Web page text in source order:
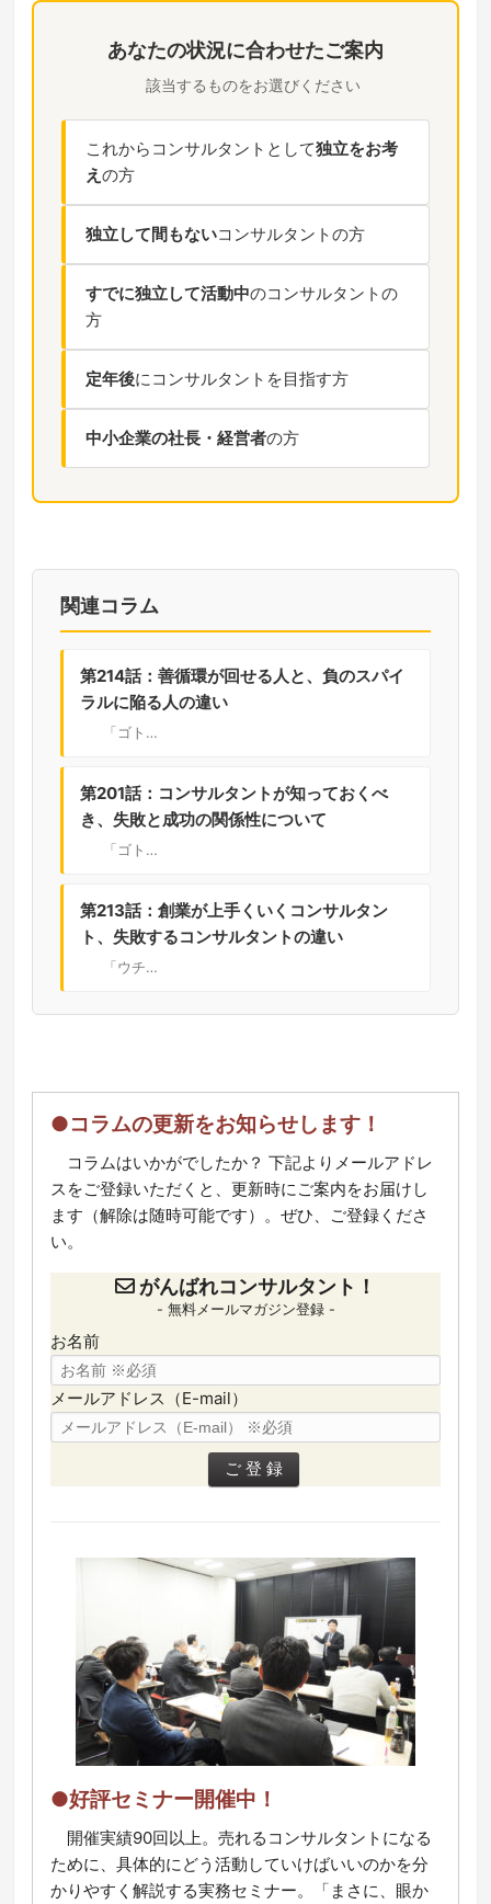
あなたの状況に合わせたご案内
該当するものをお選びください
これからコンサルタントとして独立をお考
えの方
独立して間もないコンサルタントの方
すでに独立して活動中のコンサルタントの
方
定年後にコンサルタントを目指す方
中小企業の社長・経営者の方
関連コラム
第214話：善循環が回せる人と、負のスパイ
ラルに陥る人の違い
「ゴト…
第201話：コンサルタントが知っておくべ
き、失敗と成功の関係性について
「ゴト…
第213話：創業が上手くいくコンサルタン
ト、失敗するコンサルタントの違い
「ウチ…
●コラムの更新をお知らせします！
コラムはいかがでしたか？ 下記よりメールアドレ
スをご登録いただくと、更新時にご案内をお届けし
ます（解除は随時可能です）。ぜひ、ご登録くださ
い。
がんばれコンサルタント！
- 無料メールマガジン登録 -
お名前
メールアドレス（E-mail）
●好評セミナー開催中！
開催実績90回以上。売れるコンサルタントになる
ために、具体的にどう活動していけばいいのかを分
かりやすく解説する実務セミナー。「まさに、眼か